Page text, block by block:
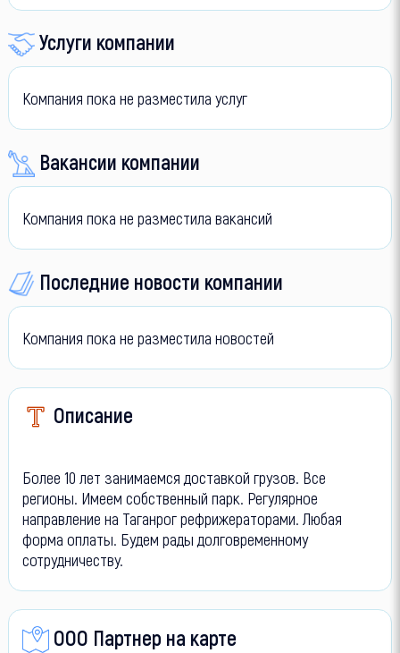
Услуги компании
Компания пока не разместила услуг
Вакансии компании
Компания пока не разместила вакансий
Последние новости компании
Компания пока не разместила новостей
Описание
Более 10 лет занимаемся доставкой грузов. Все
регионы. Имеем собственный парк. Регулярное
направление на Таганрог рефрижераторами. Любая
форма оплаты. Будем рады долговременному
сотрудничеству.
ООО Партнер на карте